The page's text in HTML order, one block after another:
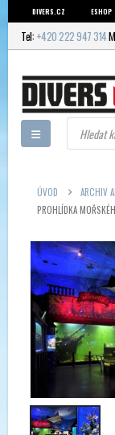
DIVERS.CZ ESHOP
Tel: +420 222 947 314
Products
search
ÚVOD
ARCHIV
PROHLÍDKA